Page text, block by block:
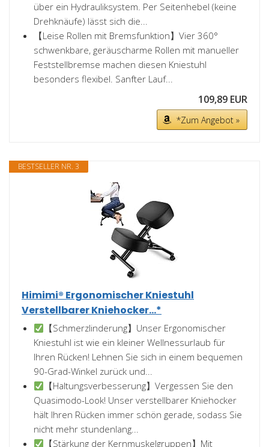
über ein Hydrauliksystem. Per Seitenhebel (keine
Drehknäufe) lässt sich die...
【Leise Rollen mit Bremsfunktion】Vier 360°
schwenkbare, geräuscharme Rollen mit manueller
Feststellbremse machen diesen Kniestuhl
besonders flexibel. Sanfter Lauf...
109,89 EUR
*Zum Angebot »
BESTSELLER NR. 3
Himimi® Ergonomischer Kniestuhl
Verstellbarer Kniehocker...*
【Schmerzlinderung】Unser Ergonomischer
Kniestuhl ist wie ein kleiner Wellnessurlaub für
Ihren Rücken! Lehnen Sie sich in einem bequemen
90-Grad-Winkel zurück und...
【Haltungsverbesserung】Vergessen Sie den
Quasimodo-Look! Unser verstellbarer Kniehocker
hält Ihren Rücken immer schön gerade, sodass Sie
nicht mehr stundenlang...
【Stärkung der Kernmuskelgruppen】Mit